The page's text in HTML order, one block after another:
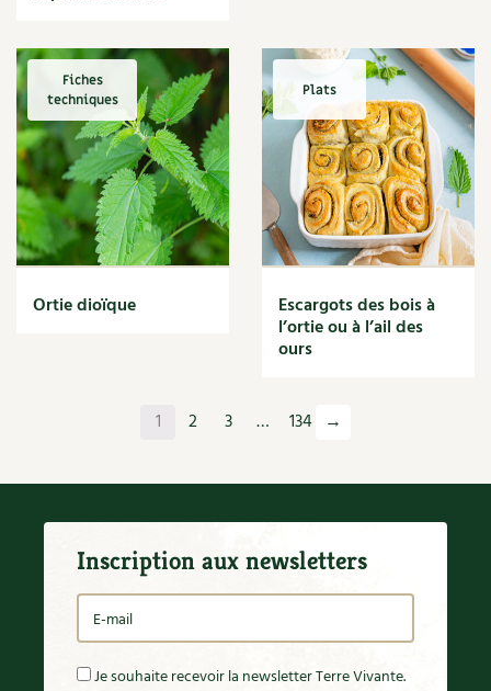
Nourriture
Nuisibles
Numérique
Nutriments
Observation
Œuf
Oignon
Oiseaux
Olivier
Optimiser l'espace
Paille
Panais
Parasite
Partenariat
Participatif
Patate douce
Fiches
techniques
Ortie dioïque
Plats
Escargots des bois à
l’ortie ou à l’ail des
ours
1 2 3 … 134 →
Inscription aux newsletters
Je souhaite recevoir la newsletter Terre Vivante.